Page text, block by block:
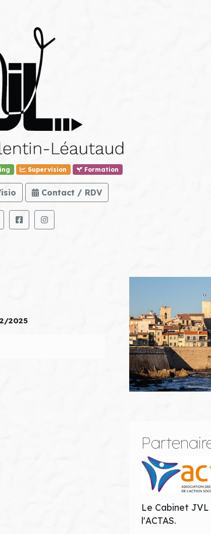
Supervision Formation
Contact / RDV
2025
Le Cabinet
l'ACTAS.